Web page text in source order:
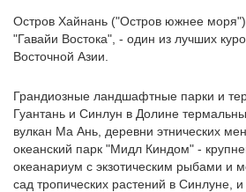
Остров Хайнань ("Остров южнее
"Гавайи Востока", - один из лучших
Восточной Азии.
Грандиозные ландшафтные парки и
Гуантань и Синлун в Долине
вулкан Ма Ань, деревни этнических
океанский парк "Мидл Киндом" -
океанариум с экзотическим рыбами и
сад тропических растений в Синлуне, и